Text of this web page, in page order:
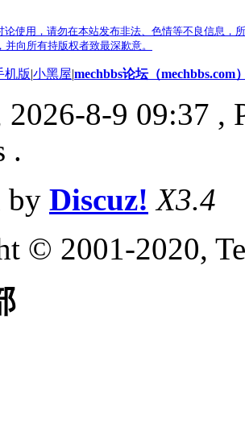
使用，请勿在本站发布非法、色情等不良信息，
向所有持版权者致最深歉意。
机版|小黑屋|mechbbs论坛（mechbbs.com
8-9 09:37 ,
.
by Discuz! X3.4
© 2001-2020,